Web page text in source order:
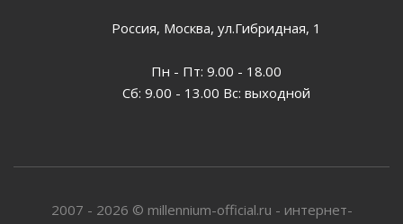
Россия, Москва, ул.Гибридная, 1
Пн - Пт: 9.00 - 18.00
Сб: 9.00 - 13.00 Вс: выходной
2007 - 2026 © millennium-official.ru - интернет-